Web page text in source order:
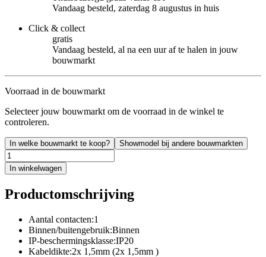
Vandaag besteld, zaterdag 8 augustus in huis
Click & collect
gratis
Vandaag besteld, al na een uur af te halen in jouw
bouwmarkt
Voorraad in de bouwmarkt
Selecteer jouw bouwmarkt om de voorraad in de winkel te
controleren.
In welke bouwmarkt te koop? Showmodel bij andere bouwmarkten
In winkelwagen
Productomschrijving
Aantal contacten:1
Binnen/buitengebruik:Binnen
IP-beschermingsklasse:IP20
Kabeldikte:2x 1,5mm (2x 1,5mm )